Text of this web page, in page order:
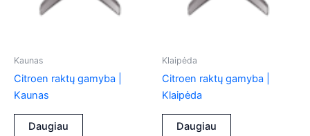
Kaunas
Citroen raktų gamyba |
Kaunas
Daugiau
Klaipėda
Citroen raktų gamyba |
Klaipėda
Daugiau